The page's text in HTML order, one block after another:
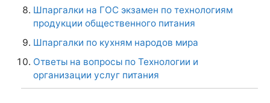
Шпаргалки на ГОС экзамен по технологиям
продукции общественного питания
Шпаргалки по кухням народов мира
Ответы на вопросы по Технологии и
организации услуг питания